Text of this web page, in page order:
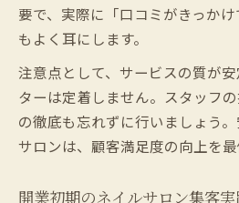
要で、実際に「口コミがきっか
もよく耳にします。
注意点として、サービスの質が
ターは定着しません。スタッフ
の徹底も忘れずに行いましょう
サロンは、顧客満足度の向上を最
開業初期のネイルサロン集客実